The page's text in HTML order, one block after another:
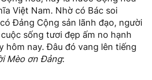
Việt Nam. Nhờ có Bác soi
Đảng Cộng sản lãnh đạo, người
sống tươi đẹp ấm no hạnh
hôm nay. Đâu đó vang lên tiếng
Mèo ơn Đảng: